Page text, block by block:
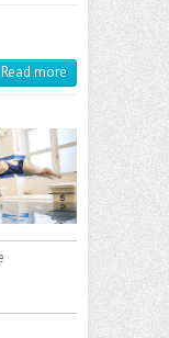
Read more